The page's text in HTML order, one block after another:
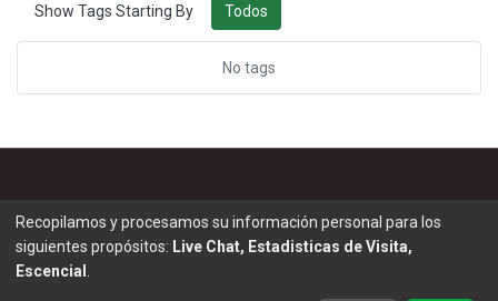
Show Tags Starting By Todos
No tags
Información
Facturación Electrónica
Enlaces de Interés
Noticias & Blog
Recopilamos y procesamos su información personal para los
siguientes propósitos: Live Chat, Estadisticas de Visita,
Escencial .